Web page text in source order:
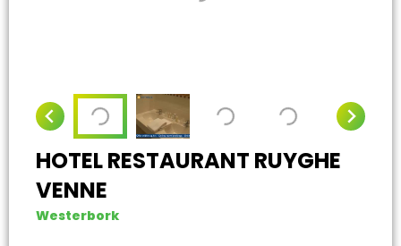
HOTEL RESTAURANT RUYGHE
VENNE
Westerbork